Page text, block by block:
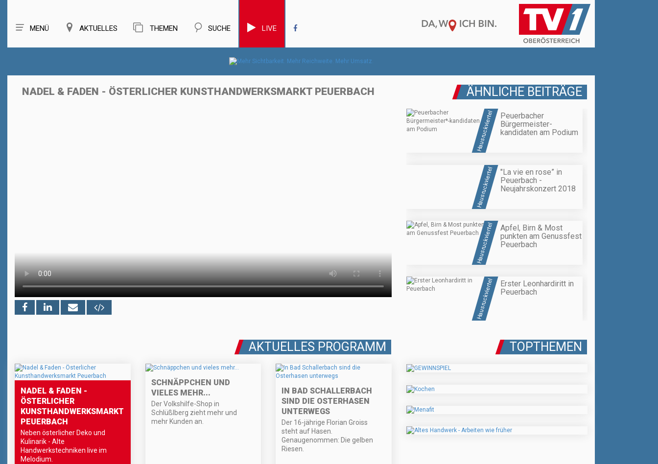
MENÜ AKTUELLES THEMEN SUCHE LIVE
NADEL & FADEN - ÖSTERLICHER KUNSTHANDWERKSMARKT PEUERBACH ÄHNLICHE BEITRÄGE
Hausruckviertel
Peuerbacher
Bürgermeister-
kandidaten am Podium
Hausruckviertel
"La vie en rose” in
Peuerbach -
Neujahrskonzert 2018
Hausruckviertel
Apfel, Birn & Most
punkten am Genussfest
Peuerbach
Hausruckviertel
Erster Leonhardiritt in
Peuerbach
AKTUELLES PROGRAMM
NADEL & FADEN -
ÖSTERLICHER
KUNSTHANDWERKSMARKT
PEUERBACH
Neben österlicher Deko und
Kulinarik - Alte
Handwerkstechniken live im
Melodium.
SCHNÄPPCHEN UND
VIELES MEHR...
Der Volkshilfe-Shop in
Schlüßlberg zieht mehr und
mehr Kunden an.
IN BAD SCHALLERBACH
SIND DIE OSTERHASEN
UNTERWEGS
Der 16-jährige Florian Groiss
steht auf Hasen.
Genaugenommen: Die gelben
Riesen.
TOPTHEMEN